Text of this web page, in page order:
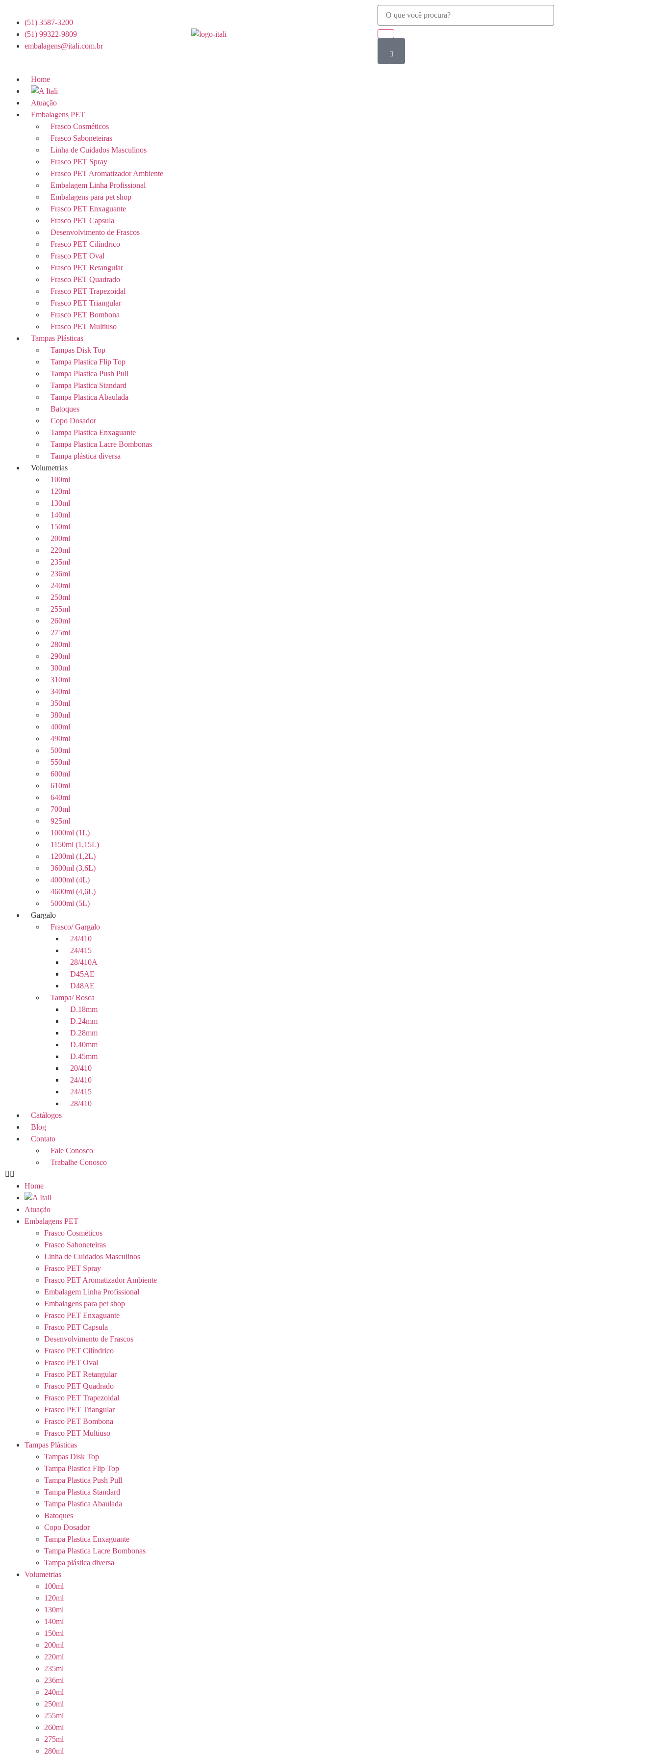
(51) 3587-3200
(51) 99322-9809
embalagens@itali.com.br
Home
Atuação
Embalagens PET
Frasco Cosméticos
Frasco Saboneteiras
Linha de Cuidados Masculinos
Frasco PET Spray
Frasco PET Aromatizador Ambiente
Embalagem Linha Profissional
Embalagens para pet shop
Frasco PET Enxaguante
Frasco PET Capsula
Desenvolvimento de Frascos
Frasco PET Cilíndrico
Frasco PET Oval
Frasco PET Retangular
Frasco PET Quadrado
Frasco PET Trapezoidal
Frasco PET Triangular
Frasco PET Bombona
Frasco PET Multiuso
Tampas Plásticas
Tampas Disk Top
Tampa Plastica Flip Top
Tampa Plastica Push Pull
Tampa Plastica Standard
Tampa Plastica Abaulada
Batoques
Copo Dosador
Tampa Plastica Enxaguante
Tampa Plastica Lacre Bombonas
Tampa plástica diversa
Volumetrias
100ml
120ml
130ml
140ml
150ml
200ml
220ml
235ml
236ml
240ml
250ml
255ml
260ml
275ml
280ml
290ml
300ml
310ml
340ml
350ml
380ml
400ml
490ml
500ml
550ml
600ml
610ml
640ml
700ml
925ml
1000ml (1L)
1150ml (1,15L)
1200ml (1,2L)
3600ml (3,6L)
4000ml (4L)
4600ml (4,6L)
5000ml (5L)
Gargalo
Frasco/ Gargalo
24/410
24/415
28/410A
D45AE
D48AE
Tampa/ Rosca
D.18mm
D.24mm
D.28mm
D.40mm
D.45mm
20/410
24/410
24/415
28/410
Catálogos
Blog
Contato
Fale Conosco
Trabalhe Conosco
Home
Atuação
Embalagens PET
Frasco Cosméticos
Frasco Saboneteiras
Linha de Cuidados Masculinos
Frasco PET Spray
Frasco PET Aromatizador Ambiente
Embalagem Linha Profissional
Embalagens para pet shop
Frasco PET Enxaguante
Frasco PET Capsula
Desenvolvimento de Frascos
Frasco PET Cilíndrico
Frasco PET Oval
Frasco PET Retangular
Frasco PET Quadrado
Frasco PET Trapezoidal
Frasco PET Triangular
Frasco PET Bombona
Frasco PET Multiuso
Tampas Plásticas
Tampas Disk Top
Tampa Plastica Flip Top
Tampa Plastica Push Pull
Tampa Plastica Standard
Tampa Plastica Abaulada
Batoques
Copo Dosador
Tampa Plastica Enxaguante
Tampa Plastica Lacre Bombonas
Tampa plástica diversa
Volumetrias
100ml
120ml
130ml
140ml
150ml
200ml
220ml
235ml
236ml
240ml
250ml
255ml
260ml
275ml
280ml